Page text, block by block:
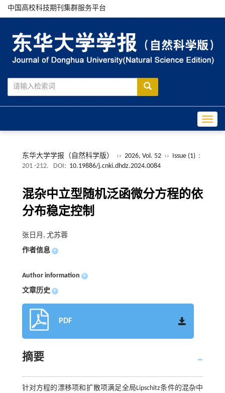
中国高校科技期刊集群服务平台
东华大学学报（自然科学版） ›› 2026, Vol. 52 ›› Issue (1) :
201 -212.
DOI: 10.19886/j.cnki.dhdz.2024.0084
混杂中立型随机泛函微分方程的依
分布稳定控制
张日月, 尤苏蓉
作者信息 +
Author information +
文章历史 +
PDF
摘要
针对方程的漂移项和扩散项满足全局Lipschitz条件的混杂中